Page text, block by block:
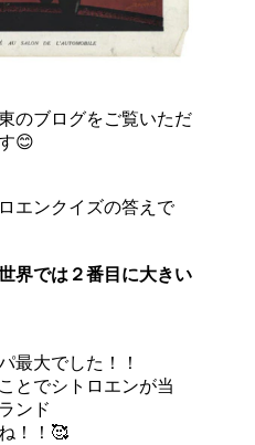
のブログをご覧いただ
😊
エンクイズの答えで
界では２番目に大きい
最大でした！！
とでシトロエンが当
ンド
！！🥰